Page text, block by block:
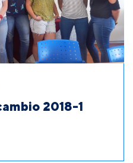
2018-1